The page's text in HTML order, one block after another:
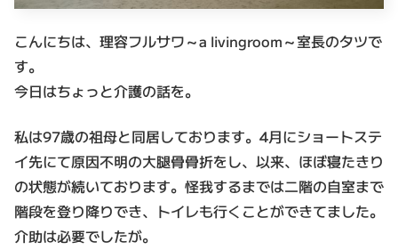
こんにちは、理容フルサワ～a livingroom～室長のタツで
す。
今日はちょっと介護の話を。
私は97歳の祖母と同居しております。4月にショートステ
イ先にて原因不明の大腿骨骨折をし、以来、ほぼ寝たきり
の状態が続いております。怪我するまでは二階の自室まで
階段を登り降りでき、トイレも行くことができてました。
介助は必要でしたが。